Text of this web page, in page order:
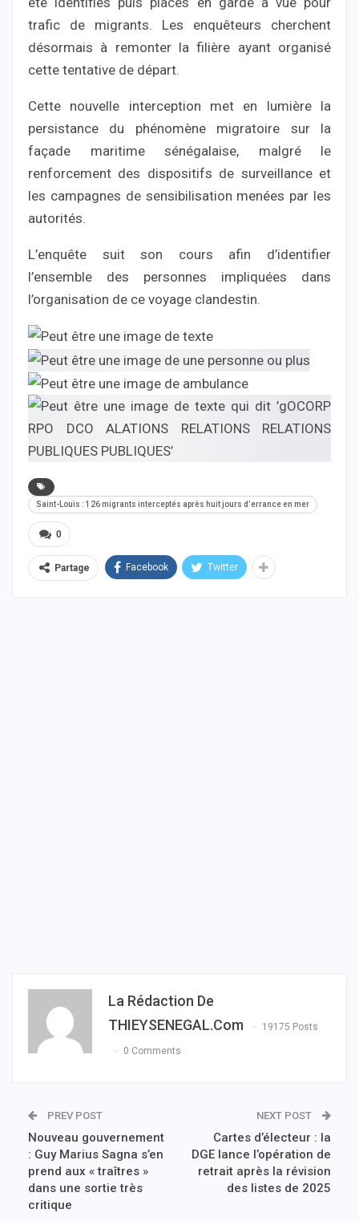
trafic de migrants. Les enquêteurs cherchent
désormais à remonter la filière ayant organisé
cette tentative de départ.
Cette nouvelle interception met en lumière la
persistance du phénomène migratoire sur la
façade maritime sénégalaise, malgré le
renforcement des dispositifs de surveillance et
les campagnes de sensibilisation menées par les
autorités.
L’enquête suit son cours afin d’identifier
l’ensemble des personnes impliquées dans
l’organisation de ce voyage clandestin.
Saint-Louis : 126 migrants interceptés après huit jours d’errance en mer
0
Partage Facebook Twitter
La Rédaction De
THIEYSENEGAL.com
19175 Posts
0 Comments
PREV POST
Nouveau gouvernement
: Guy Marius Sagna s’en
prend aux « traîtres »
dans une sortie très
critique
NEXT POST
Cartes d’électeur : la
DGE lance l’opération de
retrait après la révision
des listes de 2025